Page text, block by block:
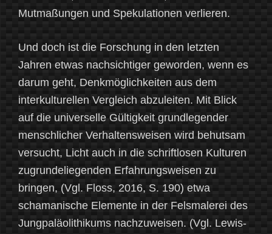
Mutmaßungen und Spekulationen verlieren.
Und doch ist die Forschung in den letzten
Jahren etwas nachsichtiger geworden, wenn es
darum geht, Denkmöglichkeiten aus dem
interkulturellen Vergleich abzuleiten. Mit Blick
auf die universelle Gültigkeit grundlegender
menschlicher Verhaltensweisen wird behutsam
versucht, Licht auch in die schriftlosen Kulturen
zugrundeliegenden Erfahrungsweisen zu
bringen, (Vgl. Floss, 2016, S. 190) etwa
schamanische Elemente in der Felsmalerei des
Jungpaläolithikums nachzuweisen. (Vgl. Lewis-